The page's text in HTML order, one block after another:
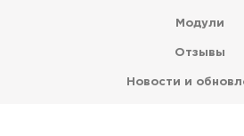
Модули
Отзывы
Новости и